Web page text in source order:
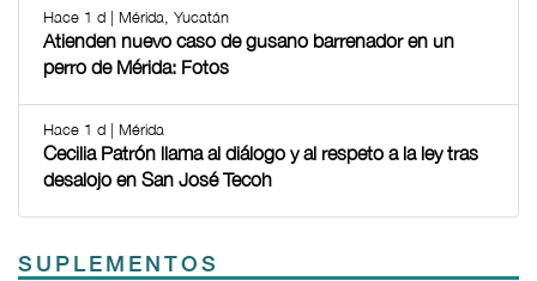
Hace 1 d | Mérida, Yucatán
Atienden nuevo caso de gusano barrenador en un
perro de Mérida: Fotos
Hace 1 d | Mérida
Cecilia Patrón llama al diálogo y al respeto a la ley tras
desalojo en San José Tecoh
SUPLEMENTOS